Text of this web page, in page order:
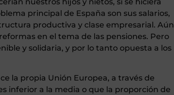
principal de España son sus salarios,
productiva y clase empresarial. Aún
en el tema de las pensiones. Pero
y solidaria, y por lo tanto opuesta a los
la propia Unión Europea, a través de
inferior a la media o que la proporción de